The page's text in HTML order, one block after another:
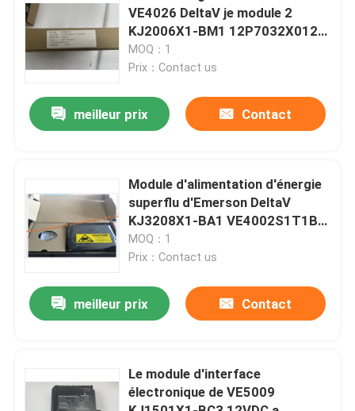
Amplificateur servo à C.A.
Module d'alimentation d'énergie superflu
Digital je module d'O
Inverseur variable de fréquence
Émetteur de la température de pression
Écran tactile de HMI
VE4026 DeltaV je module 2
KJ2006X1-BM1 12P7032X012
d'O
MOQ：1
Prix：Contact us
meilleur prix Contact
Module d'alimentation d'énergie
superflu d'Emerson DeltaV
KJ3208X1-BA1 VE4002S1T1B1
12P3904X022
MOQ：1
Prix：Contact us
meilleur prix Contact
Le module d'interface
électronique de VE5009